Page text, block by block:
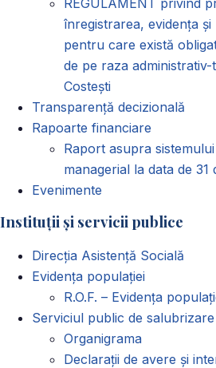
înregistrarea, evidența
pentru care există
de pe raza
Costești
Transparență decizională
Rapoarte financiare
Raport asupra
managerial la data de 31
Evenimente
Instituții și servicii publice
Direcția Asistență Socială
Evidența populației
R.O.F. – Evidența
Serviciul public de
Organigrama
Declarații de avere și